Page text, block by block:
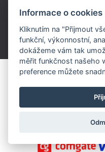
Informace o cookies
Kliknutím na "Přijmout
funkční, výkonnostní,
dokážeme vám tak
měřit funkčnost našeho
preference můžete
+420
Po-Čt: 9:00-
Pá: 9:00-
Obsah stránek je majetkem
Copyright ©
Všechna